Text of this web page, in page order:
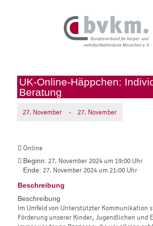
UK-Online-Häppchen:
Beratung
27. November - 27. November
Online
Beginn: 27. November 2024 um 19:00 Uhr
Ende: 27. November 2024 um 21:00 Uhr
Beschreibung
Beschreibung
Im Umfeld von Unterstützter Kommunikation
Förderung unserer Kinder, Jugendlichen und